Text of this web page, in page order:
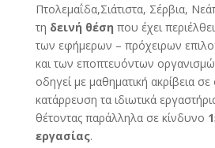
Πτολεμαΐδα,Σιάτιστα, Σέρβια,
τη δεινή θέση που έχει
των εφήμερων – πρόχειρων
και των εποπτευόντων
οδηγεί με μαθηματική ακρίβεια σε
κατάρρευση τα ιδιωτικά
θέτοντας παράλληλα σε κίνδυνο
εργασίας.